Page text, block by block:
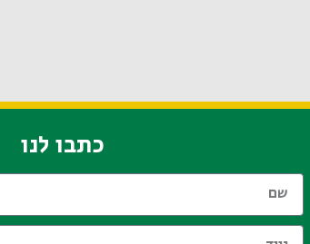
כתבו לנו